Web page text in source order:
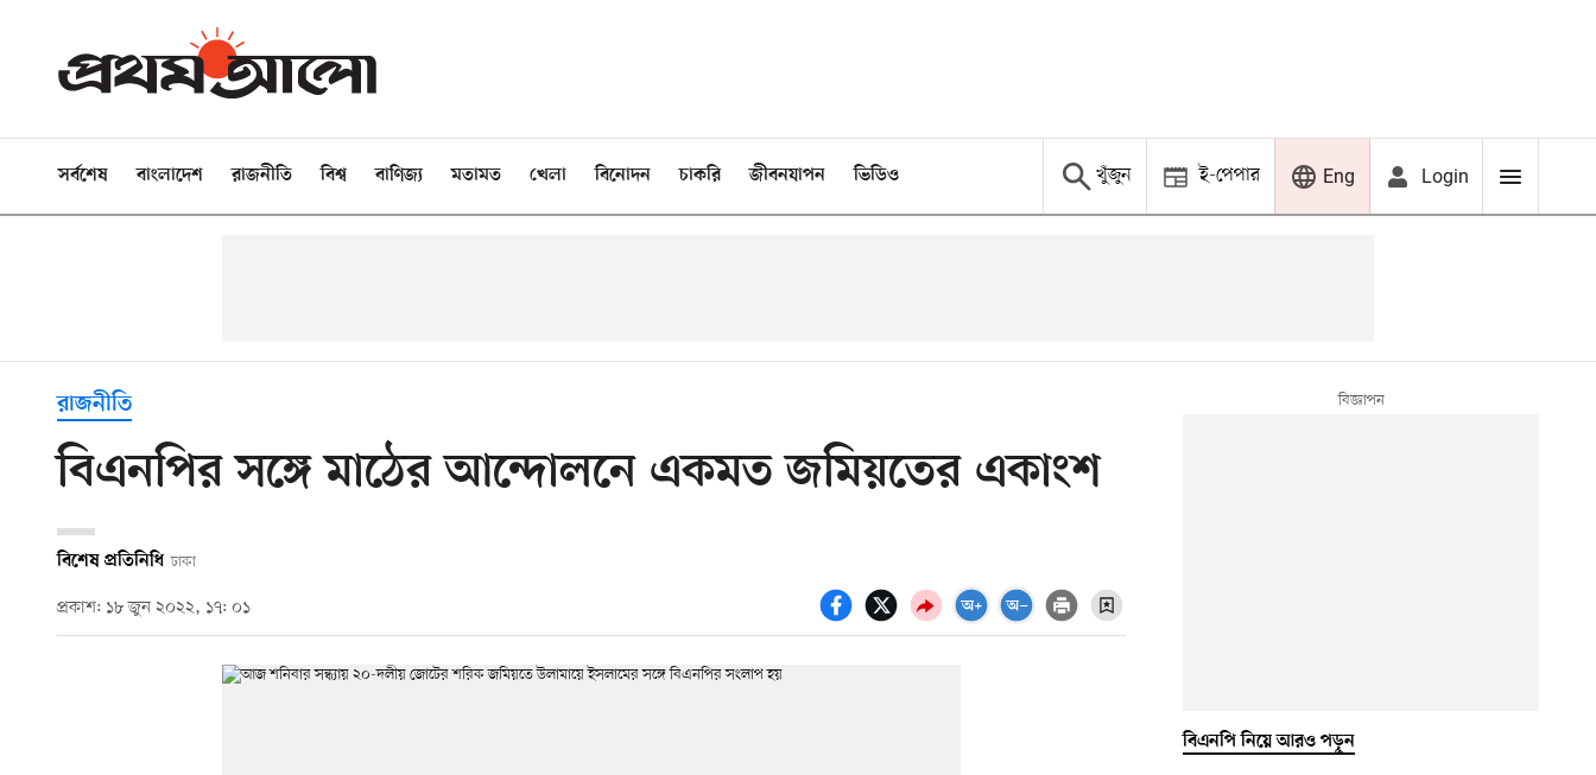
সর্বশেষ বাংলাদেশ রাজনীতি বিশ্ব বাণিজ্য মতামত খেলা বিনোদন চাকরি জীবনযাপন ভিডিও খুঁজুন ই-পেপার Eng Login
রাজনীতি
বিএনপির সঙ্গে মাঠের আন্দোলনে একমত জমিয়তের একাংশ
বিশেষ প্রতিনিধি ঢাকা
প্রকাশ: ১৮ জুন ২০২২, ১৭: ০১
বিএনপি নিয়ে আরও পড়ুন